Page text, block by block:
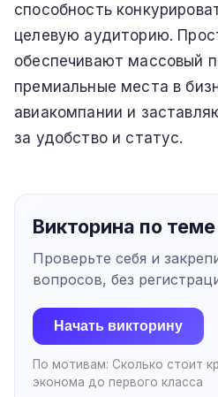
способность
целевую аудиторию.
обеспечивают массовый
премиальные места в
авиакомпании и
за удобство и статус.
Викторина по
Проверьте себя и
вопросов, без
Начать викторину
По мотивам: Сколько стоит
эконома до первого класса